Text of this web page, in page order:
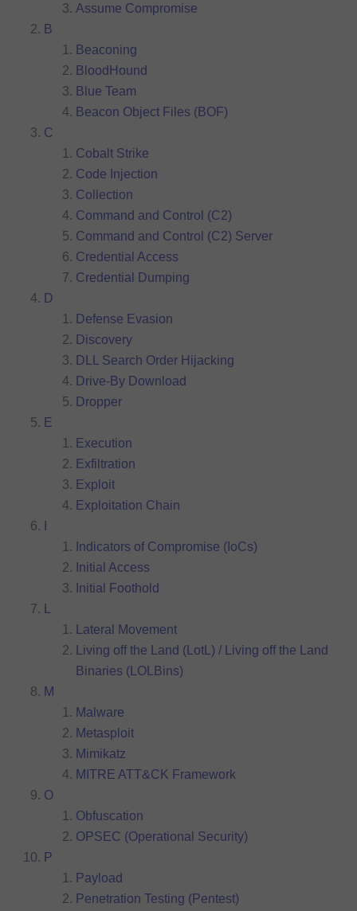
Assume Compromise
B
Beaconing
BloodHound
Blue Team
Beacon Object Files (BOF)
C
Cobalt Strike
Code Injection
Collection
Command and Control (C2)
Command and Control (C2) Server
Credential Access
Credential Dumping
D
Defense Evasion
Discovery
DLL Search Order Hijacking
Drive-By Download
Dropper
E
Execution
Exfiltration
Exploit
Exploitation Chain
Indicators of Compromise (IoCs)
Initial Access
Initial Foothold
L
Lateral Movement
Living off the Land (LotL) / Living off the Land
Binaries (LOLBins)
M
Malware
Metasploit
Mimikatz
MITRE ATT&CK Framework
O
Obfuscation
OPSEC (Operational Security)
P
Payload
Penetration Testing (Pentest)